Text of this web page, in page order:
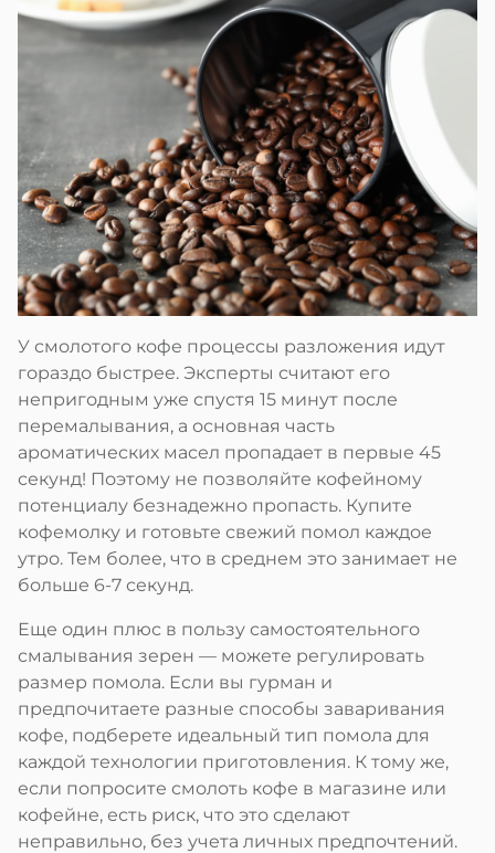
У смолотого кофе процессы разложения идут
гораздо быстрее. Эксперты считают его
непригодным уже спустя 15 минут после
перемалывания, а основная часть
ароматических масел пропадает в первые 45
секунд! Поэтому не позволяйте кофейному
потенциалу безнадежно пропасть. Купите
кофемолку и готовьте свежий помол каждое
утро. Тем более, что в среднем это занимает не
больше 6-7 секунд.
Еще один плюс в пользу самостоятельного
смалывания зерен — можете регулировать
размер помола. Если вы гурман и
предпочитаете разные способы заваривания
кофе, подберете идеальный тип помола для
каждой технологии приготовления. К тому же,
если попросите смолоть кофе в магазине или
кофейне, есть риск, что это сделают
неправильно, без учета личных предпочтений.